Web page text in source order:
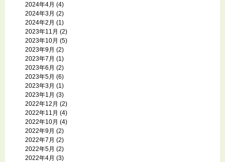
2024年4月 (4)
2024年3月 (2)
2024年2月 (1)
2023年11月 (2)
2023年10月 (5)
2023年9月 (2)
2023年7月 (1)
2023年6月 (2)
2023年5月 (6)
2023年3月 (1)
2023年1月 (3)
2022年12月 (2)
2022年11月 (4)
2022年10月 (4)
2022年9月 (2)
2022年7月 (2)
2022年5月 (2)
2022年4月 (3)